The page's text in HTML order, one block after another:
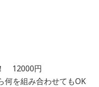
12000円
を組み合わせてもOK